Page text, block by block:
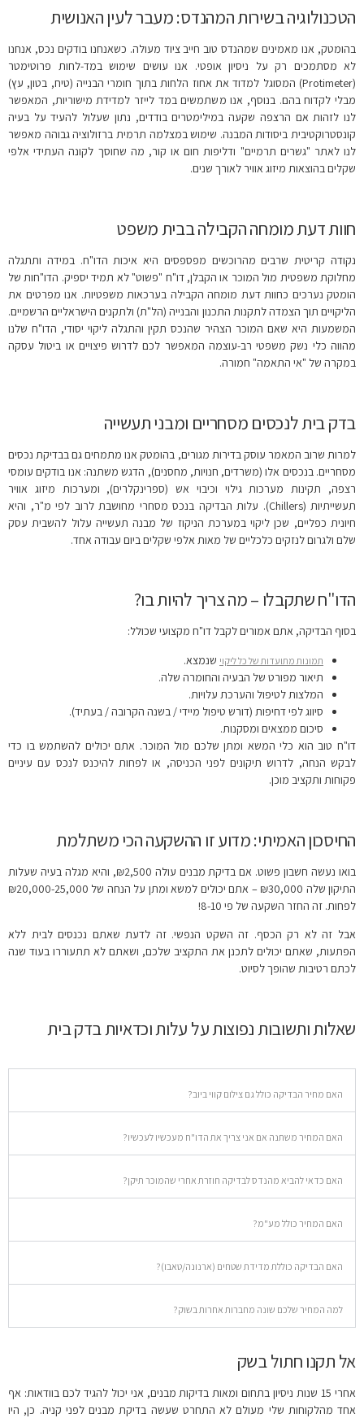
הטכנולוגיה בשירות המהנדס: מעבר לעין האנושית
בהומטק, אנו מאמינים שמהנדס טוב חייב ציוד מעולה. כשאנחנו בודקים נכס, אנחנו
לא מסתמכים רק על ניסיון אופטי. אנו עושים שימוש במד-לחות פרוטימטר
(Protimeter) המסוגל למדוד את אחוז הלחות בתוך חומרי הבנייה (טיח, בטון, עץ)
מבלי לקדוח בהם. בנוסף, אנו משתמשים במד לייזר למדידת מישוריות, המאפשר
לנו לזהות אם הרצפה שקעה במילימטרים בודדים, נתון שעלול להעיד על בעיה
קונסטרוקטיבית ביסודות המבנה. שימוש במצלמה תרמית ברזולוציה גבוהה מאפשר
לנו לאתר "גשרים תרמיים" ודליפות חום או קור, מה שחוסך לקונה העתידי אלפי
שקלים בהוצאות מיזוג אוויר לאורך שנים.
חוות דעת מומחה הקבילה בבית משפט
נקודה קריטית שרבים מהרוכשים מפספסים היא איכות הדו"ח. במידה ותתגלה
מחלוקת משפטית מול המוכר או הקבלן, דו"ח "פשוט" לא תמיד יספיק. הדו"חות של
הומטק נערכים כחוות דעת מומחה הקבילה בערכאות משפטיות. אנו מפרטים את
הליקויים תוך הצמדה לתקנות התכנון והבנייה (הל"ת) ולתקנים הישראליים הרשמיים.
המשמעות היא שאם המוכר הצהיר שהנכס תקין והתגלה ליקוי יסודי, הדו"ח שלנו
מהווה כלי נשק משפטי רב-עוצמה המאפשר לכם לדרוש פיצויים או ביטול עסקה
במקרה של "אי התאמה" חמורה.
בדק בית לנכסים מסחריים ומבני תעשייה
למרות שרוב המאמר עוסק בדירות מגורים, בהומטק אנו מתמחים גם בבדיקת נכסים
מסחריים. בנכסים אלו (משרדים, חנויות, מחסנים), הדגש משתנה: אנו בודקים עומסי
רצפה, תקינות מערכות גילוי וכיבוי אש (ספרינקלרים), ומערכות מיזוג אוויר
תעשייתיות (Chillers). עלות הבדיקה בנכס מסחרי מחושבת לרוב לפי מ"ר, והיא
חיונית כפליים, שכן ליקוי במערכת הניקוז של מבנה תעשייה עלול להשבית עסק
שלם ולגרום לנזקים כלכליים של מאות אלפי שקלים ביום עבודה אחד.
הדו"ח שתקבלו – מה צריך להיות בו?
בסוף הבדיקה, אתם אמורים לקבל דו"ח מקצועי שכולל:
תמונות מתועדות של כל ליקוי שנמצא.
תיאור מפורט של הבעיה והחומרה שלה.
המלצות לטיפול והערכת עלויות.
סיווג לפי דחיפות (דורש טיפול מיידי / בשנה הקרובה / בעתיד).
סיכום ממצאים ומסקנות.
דו"ח טוב הוא כלי המשא ומתן שלכם מול המוכר. אתם יכולים להשתמש בו כדי
לבקש הנחה, לדרוש תיקונים לפני הכניסה, או לפחות להיכנס לנכס עם עיניים
פקוחות ותקציב מוכן.
החיסכון האמיתי: מדוע זו ההשקעה הכי משתלמת
בואו נעשה חשבון פשוט. אם בדיקת מבנים עולה ₪2,500, והיא מגלה בעיה שעלות
התיקון שלה ₪30,000 – אתם יכולים למשא ומתן על הנחה של ₪20,000-25,000
לפחות. זה החזר השקעה של פי 8-10!
אבל זה לא רק הכסף. זה השקט הנפשי. זה לדעת שאתם נכנסים לבית ללא
הפתעות, שאתם יכולים לתכנן את התקציב שלכם, ושאתם לא תתעוררו בעוד שנה
לכתם רטיבות שהופך לסיוט.
שאלות ותשובות נפוצות על עלות וכדאיות בדק בית
האם מחיר הבדיקה כולל גם צילום קווי ביוב?
האם המחיר משתנה אם אני צריך את הדו"ח מעכשיו לעכשיו?
האם כדאי להביא מהנדס לבדיקה חוזרת אחרי שהמוכר תיקן?
האם המחיר כולל מע"מ?
האם הבדיקה כוללת מדידת שטחים (ארנונה/טאבו)?
למה המחיר שלכם שונה מחברות אחרות בשוק?
אל תקנו חתול בשק
אחרי 15 שנות ניסיון בתחום ומאות בדיקות מבנים, אני יכול להגיד לכם בוודאות: אף
אחד מהלקוחות שלי מעולם לא התחרט שעשה בדיקת מבנים לפני קניה. כן, היו